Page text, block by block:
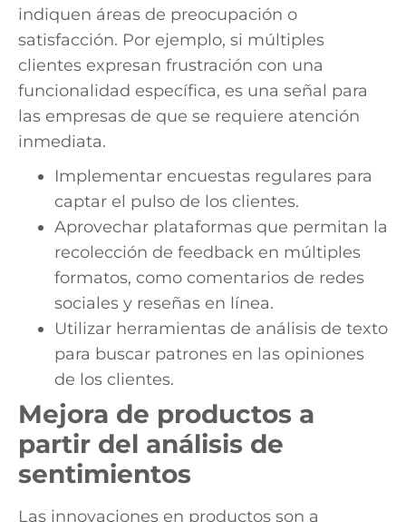
indiquen áreas de preocupación o
satisfacción. Por ejemplo, si múltiples
clientes expresan frustración con una
funcionalidad específica, es una señal para
las empresas de que se requiere atención
inmediata.
Implementar encuestas regulares para
captar el pulso de los clientes.
Aprovechar plataformas que permitan la
recolección de feedback en múltiples
formatos, como comentarios de redes
sociales y reseñas en línea.
Utilizar herramientas de análisis de texto
para buscar patrones en las opiniones
de los clientes.
Mejora de productos a
partir del análisis de
sentimientos
Las innovaciones en productos son a